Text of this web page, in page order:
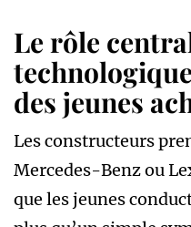
Le rôle
des jeunes
Les constructeurs
Mercedes-Benz ou
que les jeunes